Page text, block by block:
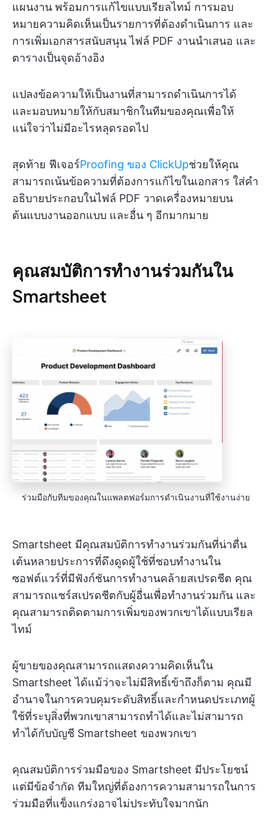
แผนงาน พร้อมการแก้ไขแบบเรียลไทม์ การมอบ
หมายความคิดเห็นเป็นรายการที่ต้องดำเนินการ และ
การเพิ่มเอกสารสนับสนุน ไฟล์ PDF งานนำเสนอ และ
ตารางเป็นจุดอ้างอิง
แปลงข้อความให้เป็นงานที่สามารถดำเนินการได้
และมอบหมายให้กับสมาชิกในทีมของคุณเพื่อให้
แน่ใจว่าไม่มีอะไรหลุดรอดไป
สุดท้าย ฟีเจอร์Proofing ของ ClickUpช่วยให้คุณ
สามารถเน้นข้อความที่ต้องการแก้ไขในเอกสาร ใส่คำ
อธิบายประกอบในไฟล์ PDF วาดเครื่องหมายบน
ต้นแบบงานออกแบบ และอื่น ๆ อีกมากมาย
คุณสมบัติการทำงานร่วมกันใน
Smartsheet
ร่วมมือกับทีมของคุณในแพลตฟอร์มการดำเนินงานที่ใช้งานง่าย
Smartsheet มีคุณสมบัติการทำงานร่วมกันที่น่าตื่น
เต้นหลายประการที่ดึงดูดผู้ใช้ที่ชอบทำงานใน
ซอฟต์แวร์ที่มีฟังก์ชันการทำงานคล้ายสเปรดชีต คุณ
สามารถแชร์สเปรดชีตกับผู้อื่นเพื่อทำงานร่วมกัน และ
คุณสามารถติดตามการเพิ่มของพวกเขาได้แบบเรียล
ไทม์
ผู้ขายของคุณสามารถแสดงความคิดเห็นใน
Smartsheet ได้แม้ว่าจะไม่มีสิทธิ์เข้าถึงก็ตาม คุณมี
อำนาจในการควบคุมระดับสิทธิ์และกำหนดประเภทผู้
ใช้ที่ระบุสิ่งที่พวกเขาสามารถทำได้และไม่สามารถ
ทำได้กับบัญชี Smartsheet ของพวกเขา
คุณสมบัติการร่วมมือของ Smartsheet มีประโยชน์
แต่มีข้อจำกัด ทีมใหญ่ที่ต้องการความสามารถในการ
ร่วมมือที่แข็งแกร่งอาจไม่ประทับใจมากนัก